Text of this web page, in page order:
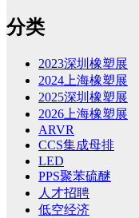
分类
2023深圳橡塑展
2024上海橡塑展
2025深圳橡塑展
2026上海橡塑展
ARVR
CCS集成母排
LED
PPS聚苯硫醚
人才招聘
低空经济